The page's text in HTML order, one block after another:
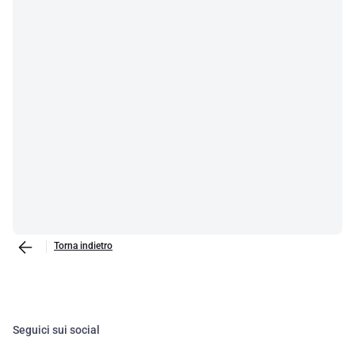
Torna indietro
Seguici sui social